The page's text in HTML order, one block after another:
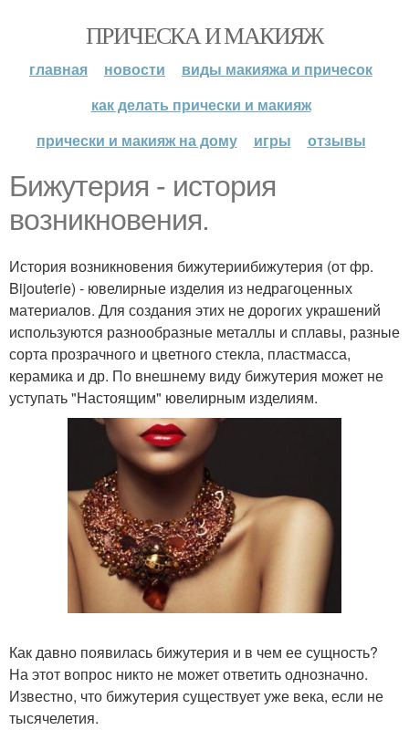
ПРИЧЕСКА И МАКИЯЖ
главная новости
виды макияжа и причесок
как делать прически и макияж
прически и макияж на дому
игры отзывы
Бижутерия - история
возникновения.
История возникновения бижутериибижутерия (от фр.
Bijouterie) - ювелирные изделия из недрагоценных
материалов. Для создания этих не дорогих украшений
используются разнообразные металлы и сплавы, разные
сорта прозрачного и цветного стекла, пластмасса,
керамика и др. По внешнему виду бижутерия может не
уступать "Настоящим" ювелирным изделиям.
Как давно появилась бижутерия и в чем ее сущность?
На этот вопрос никто не может ответить однозначно.
Известно, что бижутерия существует уже века, если не
тысячелетия.